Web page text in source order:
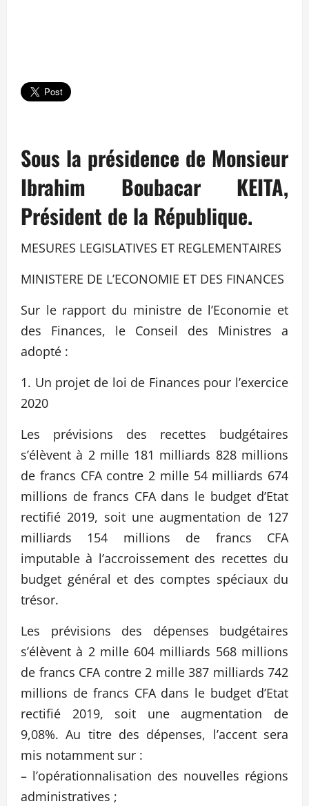
Sous la présidence de Monsieur
Ibrahim Boubacar KEITA,
Président de la République.
MESURES LEGISLATIVES ET REGLEMENTAIRES
MINISTERE DE L’ECONOMIE ET DES FINANCES
Sur le rapport du ministre de l’Economie et
des Finances, le Conseil des Ministres a
adopté :
1. Un projet de loi de Finances pour l’exercice
2020
Les prévisions des recettes budgétaires
s’élèvent à 2 mille 181 milliards 828 millions
de francs CFA contre 2 mille 54 milliards 674
millions de francs CFA dans le budget d’Etat
rectifié 2019, soit une augmentation de 127
milliards 154 millions de francs CFA
imputable à l’accroissement des recettes du
budget général et des comptes spéciaux du
trésor.
Les prévisions des dépenses budgétaires
s’élèvent à 2 mille 604 milliards 568 millions
de francs CFA contre 2 mille 387 milliards 742
millions de francs CFA dans le budget d’Etat
rectifié 2019, soit une augmentation de
9,08%. Au titre des dépenses, l’accent sera
mis notamment sur :
– l’opérationnalisation des nouvelles régions
administratives ;